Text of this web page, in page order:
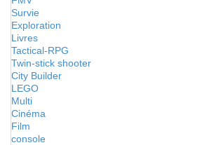
Survie
Exploration
Livres
Tactical-RPG
Twin-stick shooter
City Builder
LEGO
Multi
Cinéma
Film
console